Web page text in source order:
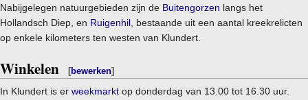
Nabijgelegen natuurgebieden zijn de Buitengorzen langs het
Hollandsch Diep, en Ruigenhil, bestaande uit een aantal kreekrelicten
op enkele kilometers ten westen van Klundert.
Winkelen [bewerken]
In Klundert is er weekmarkt op donderdag van 13.00 tot 16.30 uur.